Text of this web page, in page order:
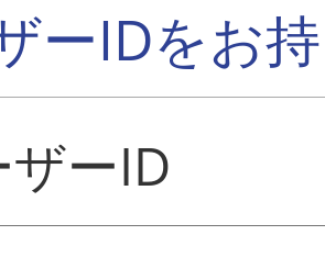
ーIDをお
ーID